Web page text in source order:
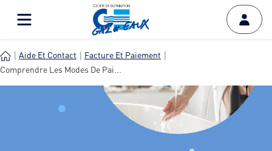
Aide Et Contact
Facture Et Paiement
Comprendre Les Modes De Pai...